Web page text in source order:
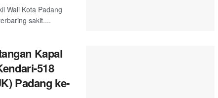
Wali Kota Padang
sakit....
Kapal
518
Padang ke-